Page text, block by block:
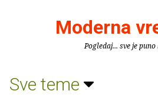
Moderna
Pogledaj... sve je
Sve teme